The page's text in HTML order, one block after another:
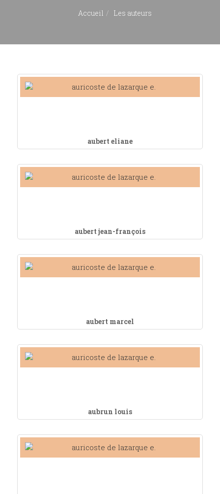
Accueil Les auteurs
aubert eliane
aubert jean-françois
aubert marcel
aubrun louis